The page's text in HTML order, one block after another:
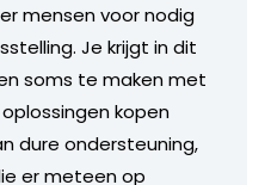
mensen voor nodig
Je krijgt in dit
soms te maken met
kopen
dure ondersteuning,
er meteen op